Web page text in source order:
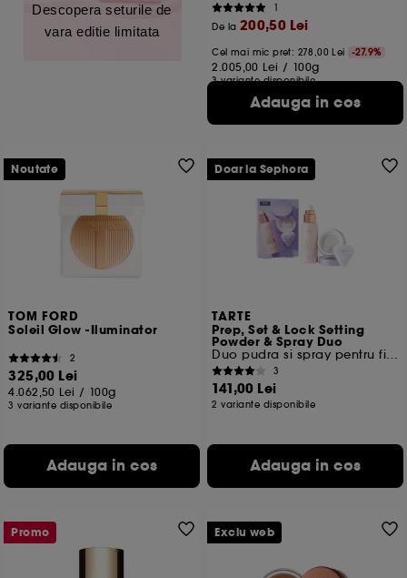
Descopera seturile de
vara editie limitata
1
De la 200,50 Lei
Cel mai mic pret: 278,00 Lei -27.9%
2.005,00 Lei / 100g
3 variante disponibile
Adauga in cos
TOM FORD
Soleil Glow -Iluminator
2
325,00 Lei
4.062,50 Lei / 100g
3 variante disponibile
Adauga in cos
Noutate
TARTE
Prep, Set & Lock Setting
Powder & Spray Duo
Duo pudra si spray pentru fixare
3
141,00 Lei
2 variante disponibile
Adauga in cos
Doar la Sephora
Promo Exclu web